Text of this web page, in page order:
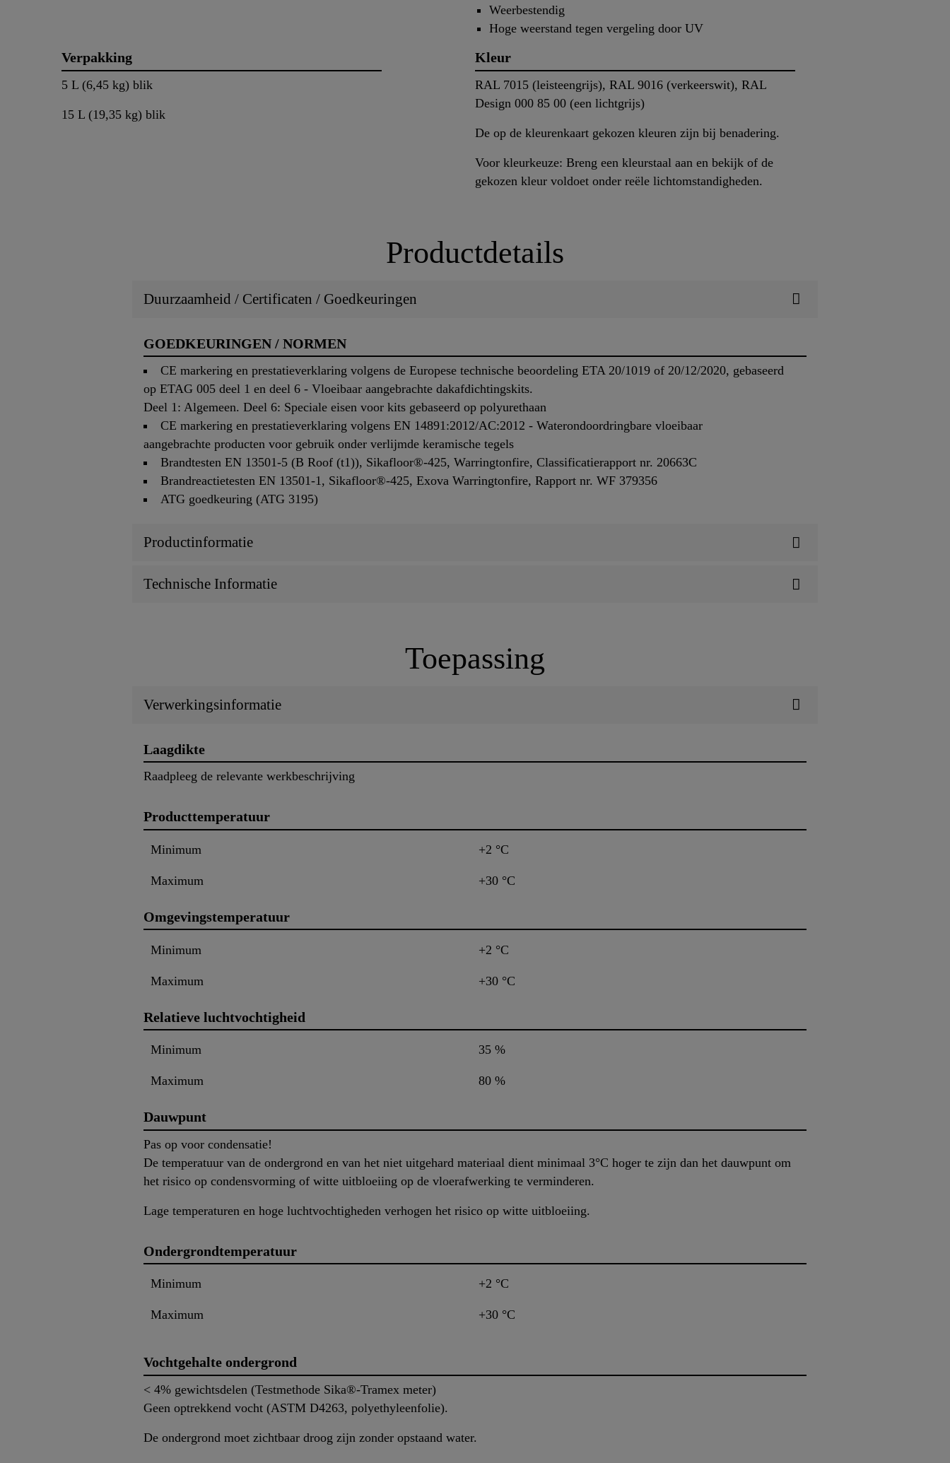
Weerbestendig
Hoge weerstand tegen vergeling door UV
Verpakking
5 L (6,45 kg) blik
15 L (19,35 kg) blik
Kleur
RAL 7015 (leisteengrijs), RAL 9016 (verkeerswit), RAL
Design 000 85 00 (een lichtgrijs)
De op de kleurenkaart gekozen kleuren zijn bij benadering.
Voor kleurkeuze: Breng een kleurstaal aan en bekijk of de
gekozen kleur voldoet onder reële lichtomstandigheden.
Productdetails
Duurzaamheid / Certificaten / Goedkeuringen
GOEDKEURINGEN / NORMEN
CE markering en prestatieverklaring volgens de Europese technische beoordeling ETA 20/1019 of 20/12/2020, gebaseerd
op ETAG 005 deel 1 en deel 6 - Vloeibaar aangebrachte dakafdichtingskits.
Deel 1: Algemeen. Deel 6: Speciale eisen voor kits gebaseerd op polyurethaan
CE markering en prestatieverklaring volgens EN 14891:2012/AC:2012 - Waterondoordringbare vloeibaar
aangebrachte producten voor gebruik onder verlijmde keramische tegels
Brandtesten EN 13501-5 (B Roof (t1)), Sikafloor®-425, Warringtonfire, Classificatierapport nr. 20663C
Brandreactietesten EN 13501-1, Sikafloor®-425, Exova Warringtonfire, Rapport nr. WF 379356
ATG goedkeuring (ATG 3195)
Productinformatie
Technische Informatie
Toepassing
Verwerkingsinformatie
Laagdikte
Raadpleeg de relevante werkbeschrijving
Producttemperatuur
Minimum +2 °C
Maximum +30 °C
Omgevingstemperatuur
Minimum +2 °C
Maximum +30 °C
Relatieve luchtvochtigheid
Minimum 35 %
Maximum 80 %
Dauwpunt
Pas op voor condensatie!
De temperatuur van de ondergrond en van het niet uitgehard materiaal dient minimaal 3°C hoger te zijn dan het dauwpunt om
het risico op condensvorming of witte uitbloeiing op de vloerafwerking te verminderen.
Lage temperaturen en hoge luchtvochtigheden verhogen het risico op witte uitbloeiing.
Ondergrondtemperatuur
Minimum +2 °C
Maximum +30 °C
Vochtgehalte ondergrond
< 4% gewichtsdelen (Testmethode Sika®-Tramex meter)
Geen optrekkend vocht (ASTM D4263, polyethyleenfolie).
De ondergrond moet zichtbaar droog zijn zonder opstaand water.